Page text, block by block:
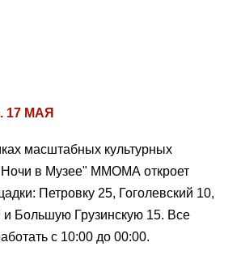
17 МАЯ
масштабных культурных
в Музее" ММОМА откроет
Петровку 25, Гоголевский 10,
и Большую Грузинскую 15. Все
с 10:00 до 00:00.